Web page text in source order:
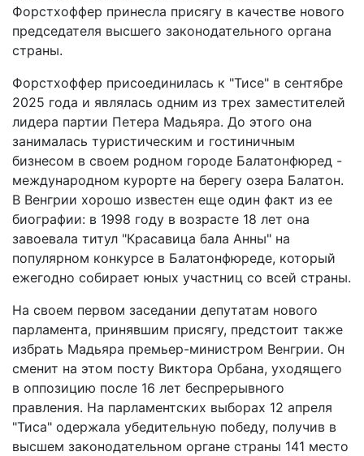
Форстхоффер принесла присягу в качестве нового
председателя высшего законодательного органа
страны.
Форстхоффер присоединилась к "Тисе" в сентябре
2025 года и являлась одним из трех заместителей
лидера партии Петера Мадьяра. До этого она
занималась туристическим и гостиничным
бизнесом в своем родном городе Балатонфюред -
международном курорте на берегу озера Балатон.
В Венгрии хорошо известен еще один факт из ее
биографии: в 1998 году в возрасте 18 лет она
завоевала титул "Красавица бала Анны" на
популярном конкурсе в Балатонфюреде, который
ежегодно собирает юных участниц со всей страны.
На своем первом заседании депутатам нового
парламента, принявшим присягу, предстоит также
избрать Мадьяра премьер-министром Венгрии. Он
сменит на этом посту Виктора Орбана, уходящего
в оппозицию после 16 лет беспрерывного
правления. На парламентских выборах 12 апреля
"Тиса" одержала убедительную победу, получив в
высшем законодательном органе страны 141 место